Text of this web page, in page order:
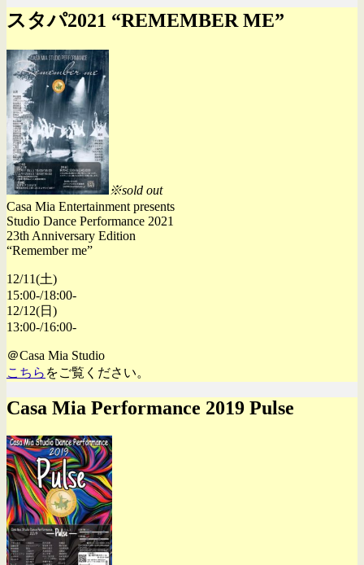
スタパ2021 “REMEMBER ME”
※sold out
Casa Mia Entertainment presents
Studio Dance Performance 2021
23th Anniversary Edition
“Remember me”
12/11(土)
15:00-/18:00-
12/12(日)
13:00-/16:00-
＠Casa Mia Studio
こちら をご覧ください。
Casa Mia Performance 2019 Pulse